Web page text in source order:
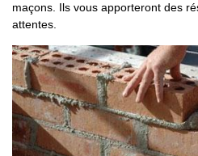
maçons. Ils vous apporteront des
attentes.